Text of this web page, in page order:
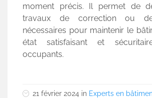
moment précis. Il permet de
travaux de correction ou
nécessaires pour maintenir le
état satisfaisant et
occupants.
21 février 2024 in Experts en